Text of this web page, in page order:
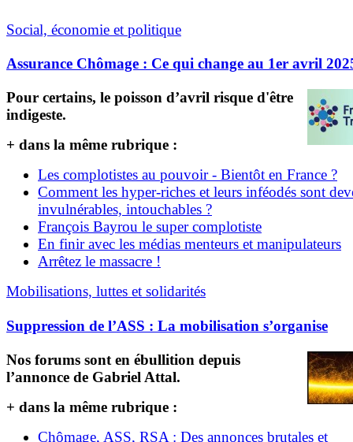
Social, économie et politique
Assurance Chômage : Ce qui change au 1er avril
Pour certains, le poisson d’avril risque d'être
indigeste.
+ dans la même rubrique :
Les complotistes au pouvoir - Bientôt en France ?
Comment les hyper-riches et leurs inféodés sont
invulnérables, intouchables ?
François Bayrou le super complotiste
En finir avec les médias menteurs et manipulateurs
Arrêtez le massacre !
Mobilisations, luttes et solidarités
Suppression de l’ASS : La mobilisation s’organise
Nos forums sont en ébullition depuis
l’annonce de Gabriel Attal.
+ dans la même rubrique :
Chômage, ASS, RSA : Des annonces brutales et